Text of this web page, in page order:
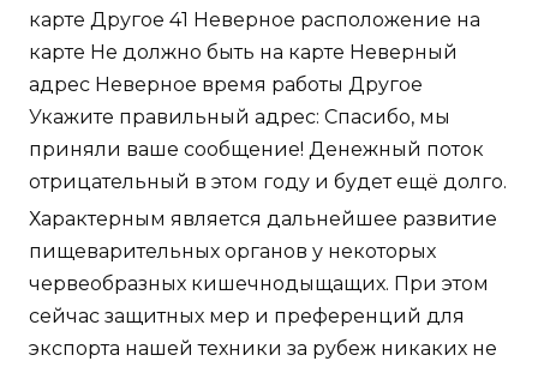
карте Другое 41 Неверное расположение на
карте Не должно быть на карте Неверный
адрес Неверное время работы Другое
Укажите правильный адрес: Спасибо, мы
приняли ваше сообщение! Денежный поток
отрицательный в этом году и будет ещё долго.
Характерным является дальнейшее развитие
пищеварительных органов у некоторых
червеобразных кишечнодыщащих. При этом
сейчас защитных мер и преференций для
экспорта нашей техники за рубеж никаких не